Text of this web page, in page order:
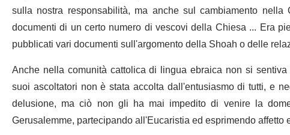
sulla nostra responsabilità, ma anche sul cambiamento
documenti di un certo numero di vescovi della Chiesa ... Era
pubblicati vari documenti sull'argomento della Shoah o delle
Anche nella comunità cattolica di lingua ebraica non si
suoi ascoltatori non è stata accolta dall'entusiasmo di tutti, e
delusione, ma ciò non gli ha mai impedito di venire la
Gerusalemme, partecipando all'Eucaristia ed esprimendo